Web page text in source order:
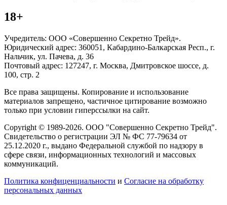
18+
Учредитель: ООО «Совершенно Секретно Трейд».
Юридический адрес: 360051, Кабардино-Балкарская Респ., г.
Нальчик, ул. Пачева, д. 36
Почтовый адрес: 127247, г. Москва, Дмитровское шоссе, д.
100, стр. 2
Все права защищены. Копирование и использование
материалов запрещено, частичное цитирование возможно
только при условии гиперссылки на сайт.
Copyright © 1989-2026. ООО "Совершенно Секретно Трейд".
Свидетельство о регистрации ЭЛ № ФС 77-79634 от
25.12.2020 г., выдано Федеральной службой по надзору в
сфере связи, информационных технологий и массовых
коммуникаций.
Политика конфиценциальности и Согласие на обработку
персональных данных